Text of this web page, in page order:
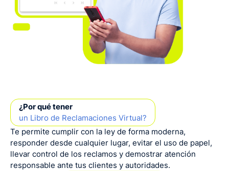
¿Por qué tener
un Libro de Reclamaciones Virtual?
Te permite cumplir con la ley de forma moderna,
responder desde cualquier lugar, evitar el uso de papel,
llevar control de los reclamos y demostrar atención
responsable ante tus clientes y autoridades.